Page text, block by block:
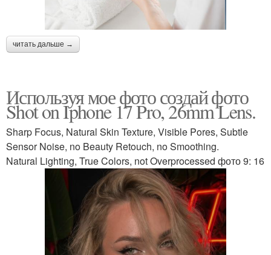
читать дальше →
Используя мое фото создай фото
Shot on Iphone 17 Pro, 26mm Lens.
Sharp Focus, Natural Skin Texture, Visible Pores, Subtle
Sensor Noise, no Beauty Retouch, no Smoothing.
Natural Lighting, True Colors, not Overprocessed фото 9: 16